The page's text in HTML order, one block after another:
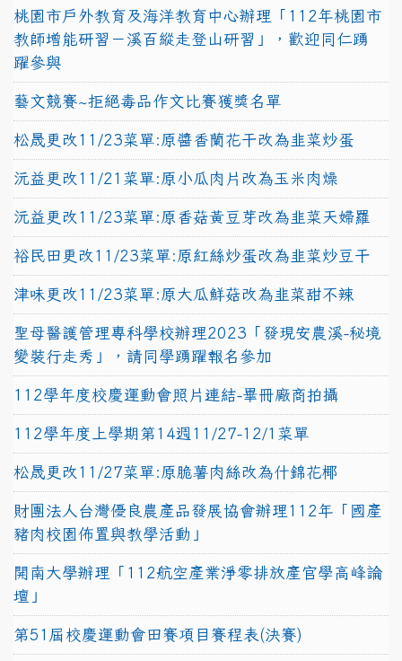
桃園市戶外教育及海洋教育中心辦理「112年桃園市
教師增能研習－溪百縱走登山研習」，歡迎同仁踴
躍參與
藝文競賽~拒絕毒品作文比賽獲獎名單
松晟更改11/23菜單:原醬香蘭花干改為韭菜炒蛋
沅益更改11/21菜單:原小瓜肉片改為玉米肉燥
沅益更改11/23菜單:原香菇黃豆芽改為韭菜天婦羅
裕民田更改11/23菜單:原紅絲炒蛋改為韭菜炒豆干
津味更改11/23菜單:原大瓜鮮菇改為韭菜甜不辣
聖母醫護管理專科學校辦理2023「發現安農溪-秘境
變裝行走秀」，請同學踴躍報名參加
112學年度校慶運動會照片連結-畢冊廠商拍攝
112學年度上學期第14週11/27-12/1菜單
松晟更改11/27菜單:原脆薯肉絲改為什錦花椰
財團法人台灣優良農產品發展協會辦理112年「國產
豬肉校園佈置與教學活動」
開南大學辦理「112航空產業淨零排放產官學高峰論
壇」
第51屆校慶運動會田賽項目賽程表(決賽)